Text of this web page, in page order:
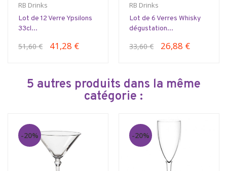
RB Drinks
Lot de 12 Verre Ypsilons
33cl...
51,60 € 41,28 €
RB Drinks
Lot de 6 Verres Whisky
dégustation...
33,60 € 26,88 €
5 autres produits dans la même
catégorie :
-20% -20%